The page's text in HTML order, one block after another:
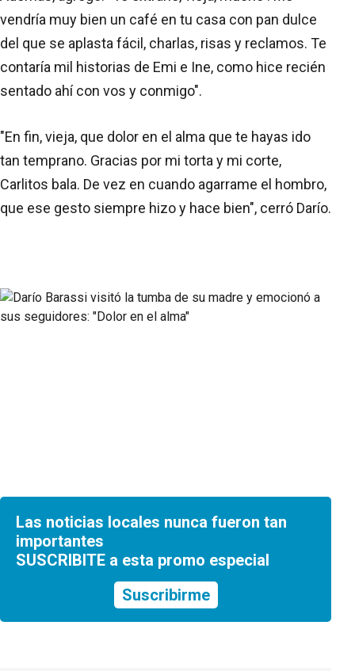
vendría muy bien un café en tu casa con pan dulce
del que se aplasta fácil, charlas, risas y reclamos. Te
contaría mil historias de Emi e Ine, como hice recién
sentado ahí con vos y conmigo".
"En fin, vieja, que dolor en el alma que te hayas ido
tan temprano. Gracias por mi torta y mi corte,
Carlitos bala. De vez en cuando agarrame el hombro,
que ese gesto siempre hizo y hace bien", cerró Darío.
Las noticias locales nunca fueron tan
importantes
SUSCRIBITE a esta promo especial
Suscribirme